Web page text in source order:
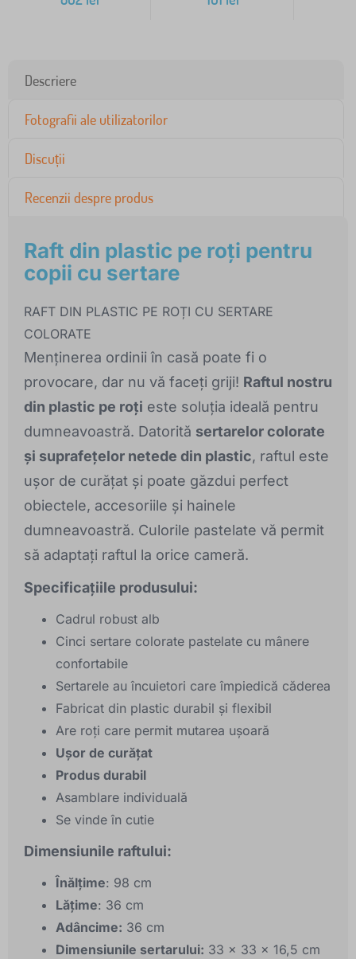
Descriere
Fotografii ale utilizatorilor
Discuții
Recenzii despre produs
Raft din plastic pe roți pentru
copii cu sertare
RAFT DIN PLASTIC PE ROȚI CU SERTARE
COLORATE
Menținerea ordinii în casă poate fi o
provocare, dar nu vă faceți griji! Raftul nostru
din plastic pe roți este soluția ideală pentru
dumneavoastră. Datorită sertarelor colorate
și suprafețelor netede din plastic, raftul este
ușor de curățat și poate găzdui perfect
obiectele, accesoriile și hainele
dumneavoastră. Culorile pastelate vă permit
să adaptați raftul la orice cameră.
Specificațiile produsului:
Cadrul robust alb
Cinci sertare colorate pastelate cu mânere
confortabile
Sertarele au încuietori care împiedică căderea
Fabricat din plastic durabil și flexibil
Are roți care permit mutarea ușoară
Ușor de curățat
Produs durabil
Asamblare individuală
Se vinde în cutie
Dimensiunile raftului:
Înălțime: 98 cm
Lățime: 36 cm
Adâncime: 36 cm
Dimensiunile sertarului: 33 x 33 x 16,5 cm